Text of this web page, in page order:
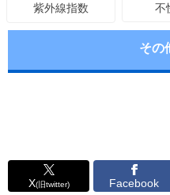
紫外線指数 不
その
X(旧twitter) Facebook